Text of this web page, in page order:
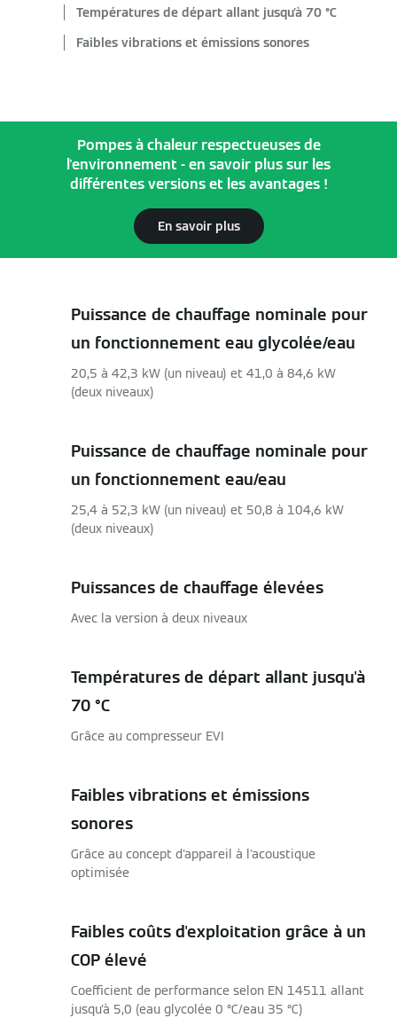
Températures de départ allant jusqu'à 70 °C
Faibles vibrations et émissions sonores
Pompes à chaleur respectueuses de
l'environnement - en savoir plus sur les
différentes versions et les avantages !
En savoir plus
Puissance de chauffage nominale pour
un fonctionnement eau glycolée/eau
20,5 à 42,3 kW (un niveau) et 41,0 à 84,6 kW
(deux niveaux)
Puissance de chauffage nominale pour
un fonctionnement eau/eau
25,4 à 52,3 kW (un niveau) et 50,8 à 104,6 kW
(deux niveaux)
Puissances de chauffage élevées
Avec la version à deux niveaux
Températures de départ allant jusqu'à
70 °C
Grâce au compresseur EVI
Faibles vibrations et émissions
sonores
Grâce au concept d'appareil à l'acoustique
optimisée
Faibles coûts d'exploitation grâce à un
COP élevé
Coefficient de performance selon EN 14511 allant
jusqu'à 5,0 (eau glycolée 0 °C/eau 35 °C)